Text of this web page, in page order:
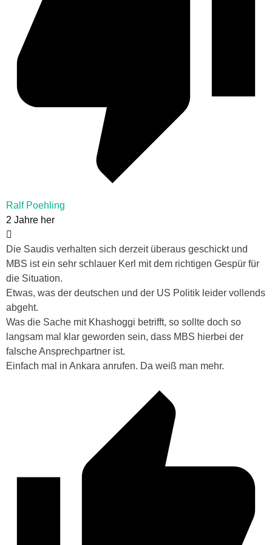
Ralf Poehling
2 Jahre her
Die Saudis verhalten sich derzeit überaus geschickt und
MBS ist ein sehr schlauer Kerl mit dem richtigen Gespür für
die Situation.
Etwas, was der deutschen und der US Politik leider vollends
abgeht.
Was die Sache mit Khashoggi betrifft, so sollte doch so
langsam mal klar geworden sein, dass MBS hierbei der
falsche Ansprechpartner ist.
Einfach mal in Ankara anrufen. Da weiß man mehr.